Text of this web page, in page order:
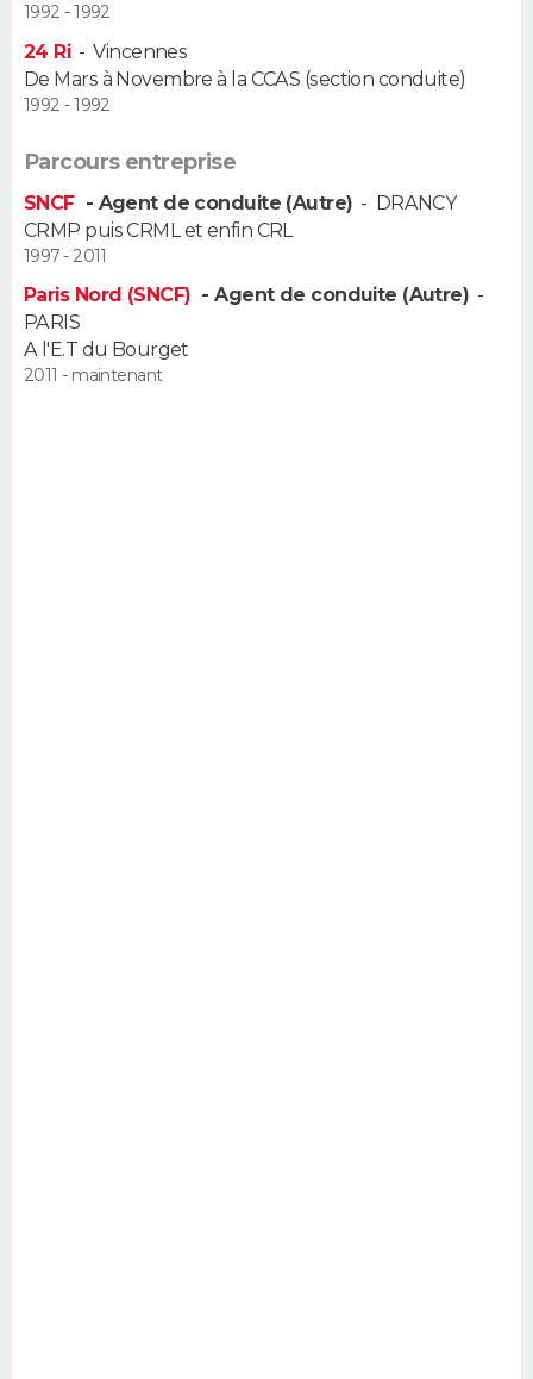
1992 - 1992
24 Ri-Vincennes
De Mars à Novembre à la CCAS (section conduite)
1992 - 1992
Parcours entreprise
SNCF - Agent de conduite (Autre) - DRANCY
CRMP puis CRML et enfin CRL
1997 - 2011
Paris Nord (SNCF) - Agent de conduite (Autre) -
PARIS
A l'E.T du Bourget
2011 - maintenant